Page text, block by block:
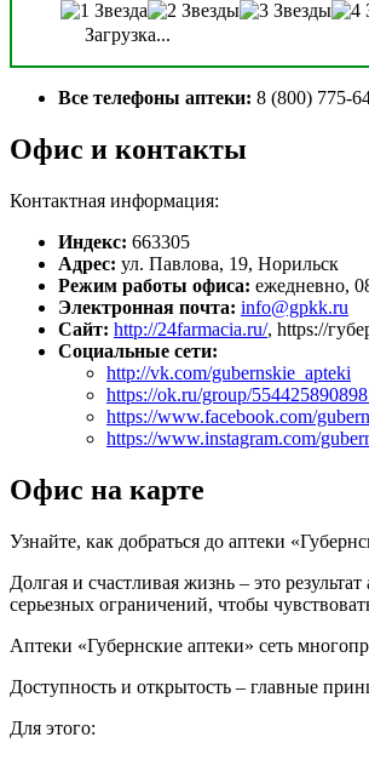
Загрузка...
Все телефоны аптеки: 8 (800) 775-
Офис и контакты
Контактная информация:
Индекс: 663305
Адрес: ул. Павлова, 19, Норильск
Режим работы офиса: ежедневно,
Электронная почта: info@gpkk.ru
Сайт: http://24farmacia.ru/, https://
Социальные сети:
http://vk.com/gubernskie_apteki
https://ok.ru/group/
https://www.facebook.com/
https://www.instagram.com/
Офис на карте
Узнайте, как добраться до аптеки
Долгая и счастливая жизнь – это
серьезных ограничений, чтобы
Аптеки «Губернские аптеки» сеть
Доступность и открытость – главные
Для этого: